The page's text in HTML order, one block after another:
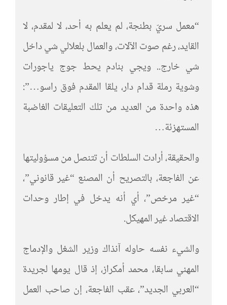
“معمل سريّ بطنجة، لم يعلم به أحد، لا لمقدم، لا
القايد، رغم صوت الآلات، والعمال بلعلالي شي داخل
شي خارج.. ويجي بنادم يحط جوج ياجورات
وشوية رملة قدام دار، يلقا المقدم فوق راسو…”:
هذه واحدة من العديد من تلك التعليقات الغاضبة
المستهزئة…
والحقيقة، أرادت السلطات أن تتنصل من مسؤوليتها
عن الفاجعة، بالتصريح أن المصنع “غير قانوني”،
“غير مرخص”، أي أنه يدخل في إطار وحدات
الاقتصاد غير المهيكل.
والشيء نفسه حاوله آنذاك وزير الشغل والإدماج
المهني سابقا، محمد أمكراز، إذ قال يومها لجريدة
“العربي الجديد”، عقب الفاجعة، إن صاحب العمل